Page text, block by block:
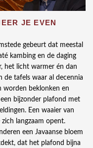
JE EVEN
gebeurt dat meestal
kambing en de daging
het licht warmer én dan
de tafels waar al decennia
worden beklonken en
bijzonder plafond met
Een waaier van
langzaam opent.
een Javaanse bloem
dat het plafond bijna